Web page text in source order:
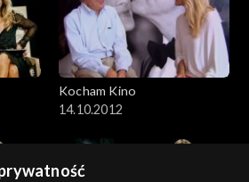
Kocham Kino
14.10.2012